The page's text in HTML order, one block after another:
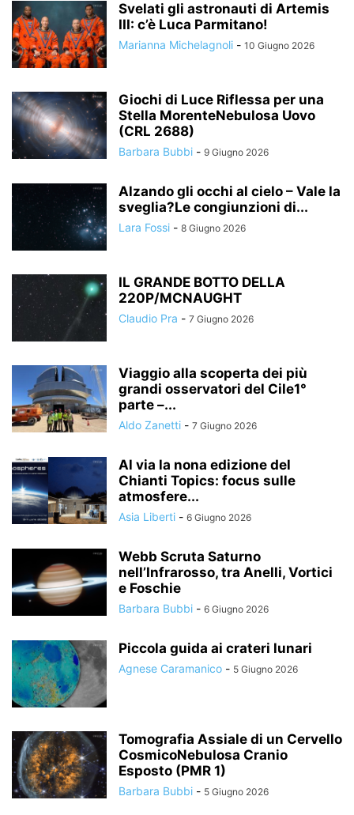
Svelati gli astronauti di Artemis
III: c’è Luca Parmitano!
Marianna Michelagnoli - 10 Giugno 2026
Giochi di Luce Riflessa per una
Stella MorenteNebulosa Uovo
(CRL 2688)
Barbara Bubbi - 9 Giugno 2026
Alzando gli occhi al cielo – Vale la
sveglia?Le congiunzioni di...
Lara Fossi - 8 Giugno 2026
IL GRANDE BOTTO DELLA
220P/MCNAUGHT
Claudio Pra - 7 Giugno 2026
Viaggio alla scoperta dei più
grandi osservatori del Cile1°
parte –...
Aldo Zanetti - 7 Giugno 2026
Al via la nona edizione del
Chianti Topics: focus sulle
atmosfere...
Asia Liberti - 6 Giugno 2026
Webb Scruta Saturno
nell’Infrarosso, tra Anelli, Vortici
e Foschie
Barbara Bubbi - 6 Giugno 2026
Piccola guida ai crateri lunari
Agnese Caramanico - 5 Giugno 2026
Tomografia Assiale di un Cervello
CosmicoNebulosa Cranio
Esposto (PMR 1)
Barbara Bubbi - 5 Giugno 2026